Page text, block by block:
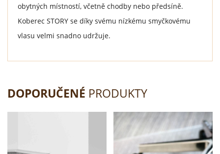
obytných místností, včetně chodby nebo předsíně.
Koberec STORY se díky svému nízkému smyčkovému
vlasu velmi snadno udržuje.
DOPORUČENÉ PRODUKTY